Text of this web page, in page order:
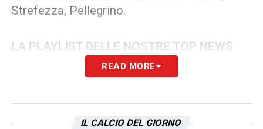
Strefezza, Pellegrino.
LA PLAYLIST DELLE NOSTRE TOP NEWS
READ MORE
IL CALCIO DEL GIORNO